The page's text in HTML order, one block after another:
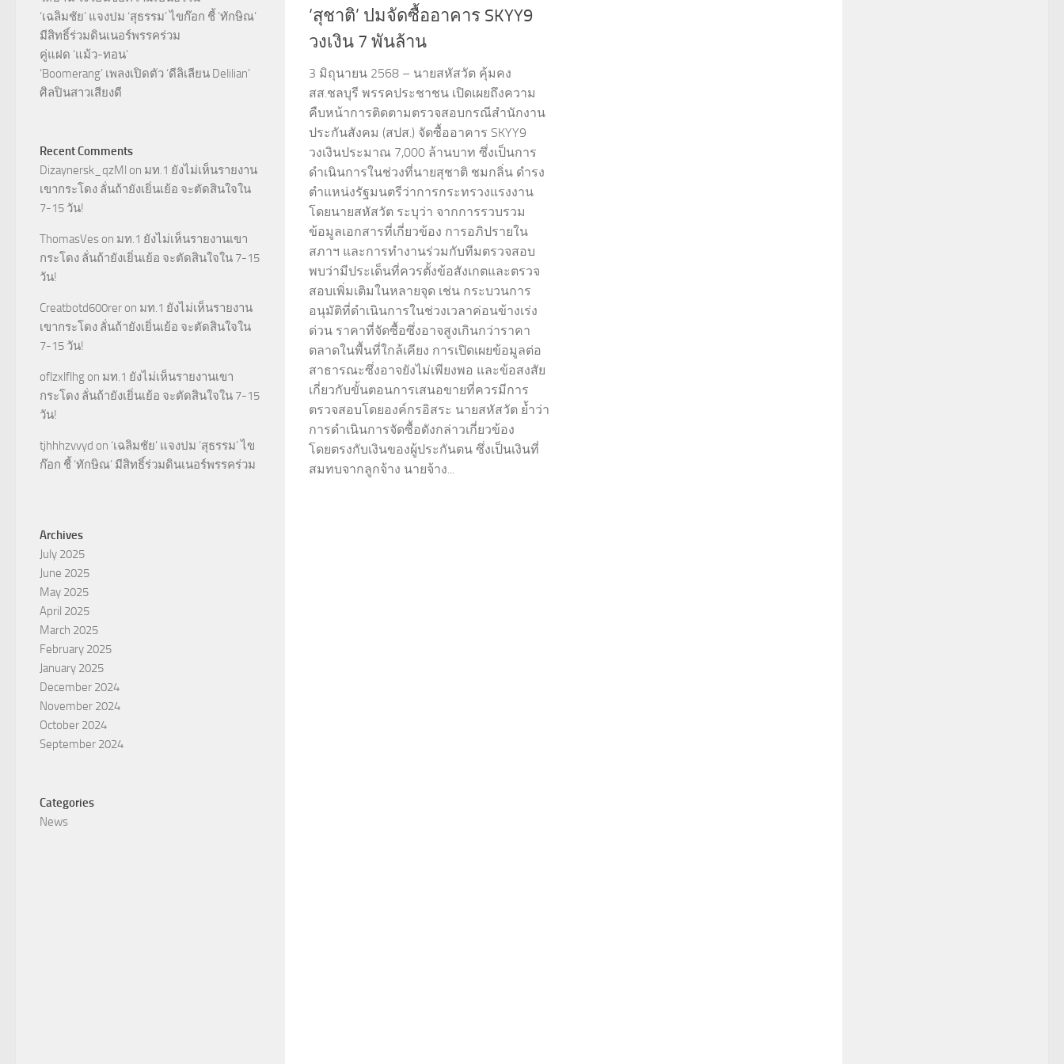
‘สุชาติ’ ปมจัดซื้ออาคาร SKYY9
วงเงิน 7 พันล้าน
3 มิถุนายน 2568 – นายสหัสวัต คุ้มคง
สส.ชลบุรี พรรคประชาชน เปิดเผยถึงความ
คืบหน้าการติดตามตรวจสอบกรณีสำนักงาน
ประกันสังคม (สปส.) จัดซื้ออาคาร SKYY9
วงเงินประมาณ 7,000 ล้านบาท ซึ่งเป็นการ
ดำเนินการในช่วงที่นายสุชาติ ชมกลิ่น ดำรง
ตำแหน่งรัฐมนตรีว่าการกระทรวงแรงงาน
โดยนายสหัสวัต ระบุว่า จากการรวบรวม
ข้อมูลเอกสารที่เกี่ยวข้อง การอภิปรายใน
สภาฯ และการทำงานร่วมกับทีมตรวจสอบ
พบว่ามีประเด็นที่ควรตั้งข้อสังเกตและตรวจ
สอบเพิ่มเติมในหลายจุด เช่น กระบวนการ
อนุมัติที่ดำเนินการในช่วงเวลาค่อนข้างเร่ง
ด่วน ราคาที่จัดซื้อซึ่งอาจสูงเกินกว่าราคา
ตลาดในพื้นที่ใกล้เคียง การเปิดเผยข้อมูลต่อ
สาธารณะซึ่งอาจยังไม่เพียงพอ และข้อสงสัย
เกี่ยวกับขั้นตอนการเสนอขายที่ควรมีการ
ตรวจสอบโดยองค์กรอิสระ นายสหัสวัต ย้ำว่า
การดำเนินการจัดซื้อดังกล่าวเกี่ยวข้อง
โดยตรงกับเงินของผู้ประกันตน ซึ่งเป็นเงินที่
สมทบจากลูกจ้าง นายจ้าง...
‘เฉลิมชัย’ แจงปม ‘สุธรรม’ ไขก๊อก ชี้ ‘ทักษิณ’
มีสิทธิ์ร่วมดินเนอร์พรรคร่วม
คู่แฝด ‘แม้ว-ทอน’
‘Boomerang’ เพลงเปิดตัว ‘ดีลิเลียน Delilian’
ศิลปินสาวเสียงดี
Recent Comments
Dizaynersk_qzMl on มท.1 ยังไม่เห็นรายงาน
เขากระโดง ลั่นถ้ายังเยิ่นเย้อ จะตัดสินใจใน
7-15 วัน!
ThomasVes on มท.1 ยังไม่เห็นรายงานเขา
กระโดง ลั่นถ้ายังเยิ่นเย้อ จะตัดสินใจใน 7-15
วัน!
Creatbotd600rer on มท.1 ยังไม่เห็นรายงาน
เขากระโดง ลั่นถ้ายังเยิ่นเย้อ จะตัดสินใจใน
7-15 วัน!
oflzxlflhg on มท.1 ยังไม่เห็นรายงานเขา
กระโดง ลั่นถ้ายังเยิ่นเย้อ จะตัดสินใจใน 7-15
วัน!
tjhhhzvvyd on ‘เฉลิมชัย’ แจงปม ‘สุธรรม’ ไข
ก๊อก ชี้ ‘ทักษิณ’ มีสิทธิ์ร่วมดินเนอร์พรรคร่วม
Archives
July 2025
June 2025
May 2025
April 2025
March 2025
February 2025
January 2025
December 2024
November 2024
October 2024
September 2024
Categories
News